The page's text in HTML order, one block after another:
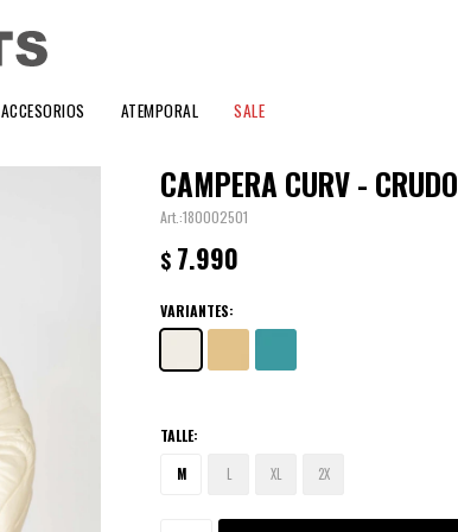
ACCESORIOS ATEMPORAL SALE
CAMPERA CURV - CRUDO
180002501
$ 7.990
VARIANTES:
TALLE:
M L XL 2X